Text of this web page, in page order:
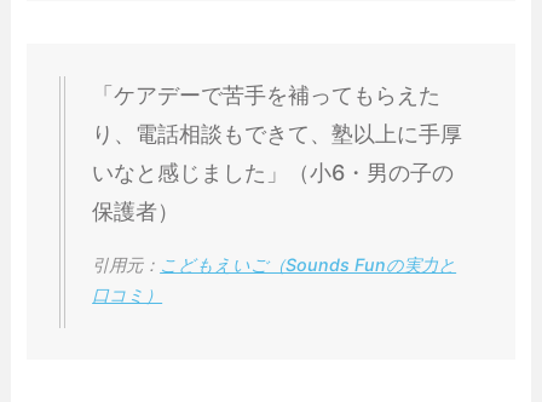
「ケアデーで苦手を補ってもらえた
り、電話相談もできて、塾以上に手厚
いなと感じました」（小6・男の子の
保護者）
引用元： こどもえいご（Sounds Funの実力と
口コミ）